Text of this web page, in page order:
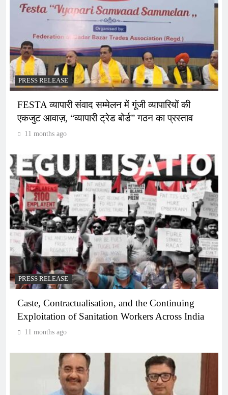
PRESS RELEASE
FESTA व्यापारी संवाद सम्मेलन में गूंजी व्यापारियों की
एकजुट आवाज़, “व्यापारी ट्रेड बोर्ड” गठन का प्रस्ताव
11 months ago
PRESS RELEASE
Caste, Contractualisation, and the Continuing
Exploitation of Sanitation Workers Across India
11 months ago